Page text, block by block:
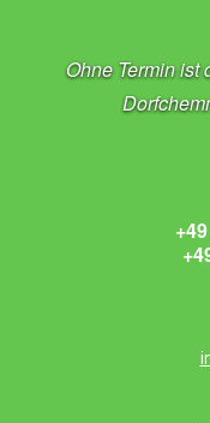
Ohne Termin ist